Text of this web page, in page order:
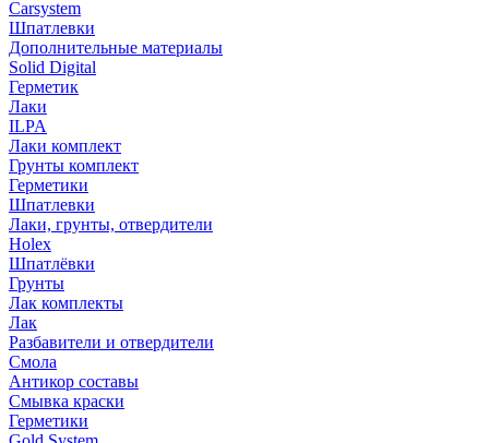
Carsystem
Шпатлевки
Дополнительные материалы
Solid Digital
Герметик
Лаки
ILPA
Лаки комплект
Грунты комплект
Герметики
Шпатлевки
Лаки, грунты, отвердители
Holex
Шпатлёвки
Грунты
Лак комплекты
Лак
Разбавители и отвердители
Смола
Антикор составы
Смывка краски
Герметики